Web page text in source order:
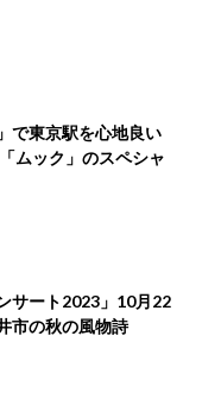
で東京駅を心地良い
ムック」のスペシャ
サート2023」10月22
市の秋の風物詩